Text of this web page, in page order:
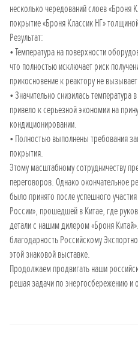
несколько чередований слоев «Броня
покрытие «Броня Классик НГ»
Результат:
• Температура на поверхности
что полностью исключает риск
прикосновение к реактору не
• Значительно снизилась
привело к серьезной экономии на
кондиционировании.
• Полностью выполнены требования
покрытия.
Этому масштабному сотрудничеству
переговоров. Однако окончательное
было принято после успешного
России», прошедшей в Китае, где
детали с нашим дилером «Броня
благодарность Российскому
этой знаковой выставке.
Продолжаем продвигать наши
решая задачи по энергосбережению и